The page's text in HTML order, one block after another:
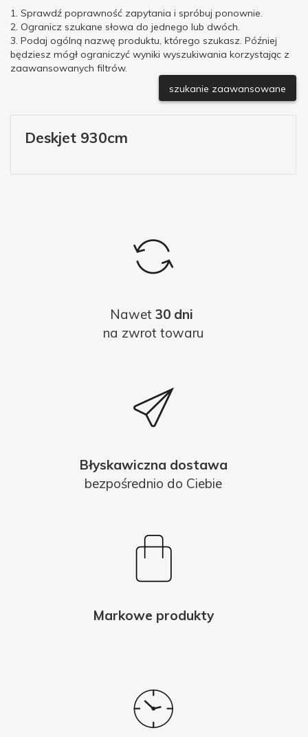
1. Sprawdź poprawność zapytania i spróbuj ponownie.
2. Ogranicz szukane słowa do jednego lub dwóch.
3. Podaj ogólną nazwę produktu, którego szukasz. Później
będziesz mógł ograniczyć wyniki wyszukiwania korzystając z
zaawansowanych filtrów.
szukanie zaawansowane
Deskjet 930cm
Nawet 30 dni
na zwrot towaru
Błyskawiczna dostawa
bezpośrednio do Ciebie
Markowe produkty